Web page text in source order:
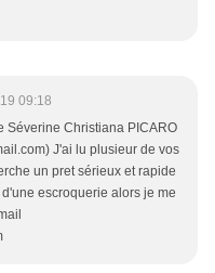
09:18
Séverine Christiana PICARO
J'ai lu plusieur de vos
un pret sérieux et rapide
escroquerie alors je me